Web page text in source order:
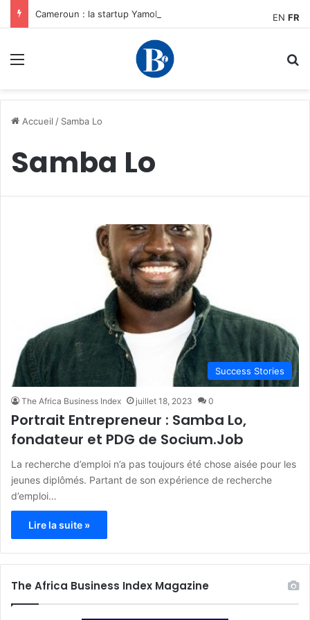
Cameroun : la startup YamoFret sélectionnée au programme HEC Challenge+ Afrique pour accélérer la transformation du fret en Afrique centrale
Accueil / Samba Lo
Samba Lo
Success Stories
The Africa Business Index juillet 18, 2023 0
Portrait Entrepreneur : Samba Lo,
fondateur et PDG de Socium.Job
La recherche d’emploi n’a pas toujours été chose aisée pour les
jeunes diplômés. Partant de son expérience de recherche
d’emploi…
Lire la suite »
The Africa Business Index Magazine
EN FR